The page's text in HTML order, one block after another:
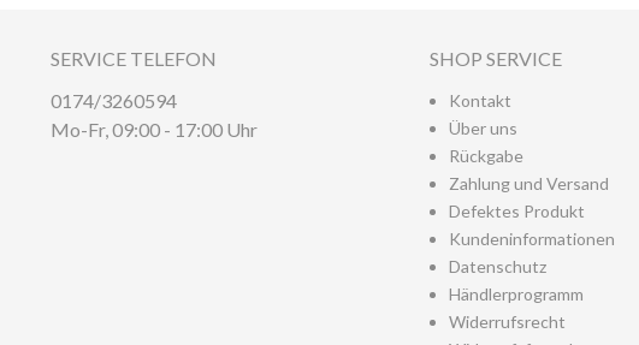
SERVICE TELEFON
0174/3260594
Mo-Fr, 09:00 - 17:00 Uhr
SHOP SERVICE
Kontakt
Über uns
Rückgabe
Zahlung und Versand
Defektes Produkt
Kundeninformationen
Datenschutz
Händlerprogramm
Widerrufsrecht